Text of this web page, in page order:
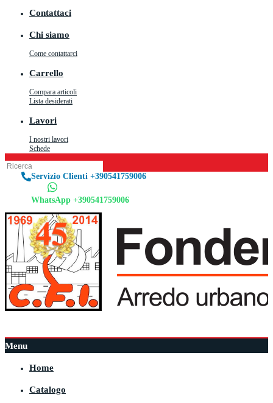
Contattaci
Chi siamo
Come contattarci
Carrello
Compara articoli
Lista desiderati
Lavori
I nostri lavori
Schede
Servizio Clienti +390541759006
WhatsApp +390541759006
Menu
Home
Catalogo